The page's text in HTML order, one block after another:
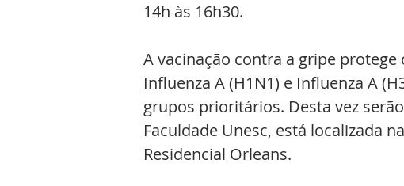
14h às 16h30.
A vacinação contra a gripe
Influenza A (H1N1) e Influenza A
grupos prioritários. Desta vez
Faculdade Unesc, está localizada
Residencial Orleans.